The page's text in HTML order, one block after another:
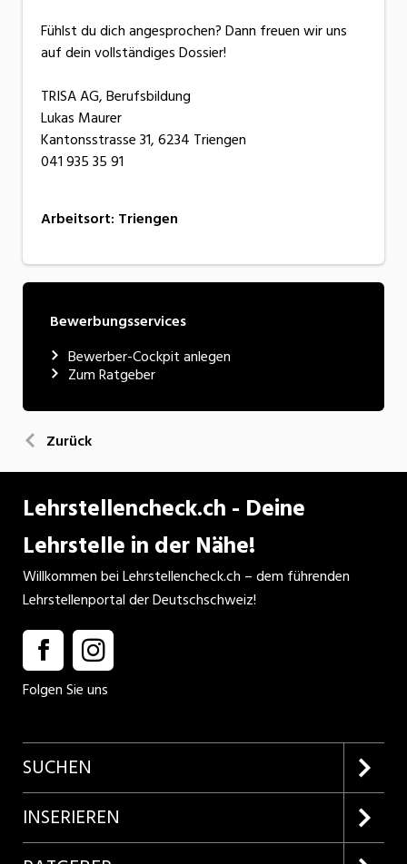
Fühlst du dich angesprochen? Dann freuen wir uns
auf dein vollständiges Dossier!
TRISA AG, Berufsbildung
Lukas Maurer
Kantonsstrasse 31, 6234 Triengen
041 935 35 91
Arbeitsort: Triengen
Bewerbungsservices
Bewerber-Cockpit anlegen
Zum Ratgeber
Zurück
Lehrstellencheck.ch - Deine
Lehrstelle in der Nähe!
Willkommen bei Lehrstellencheck.ch – dem führenden
Lehrstellenportal der Deutschschweiz!
Folgen Sie uns
SUCHEN
Firmenprofile entdecken
Lehrstellen suchen
INSERIEREN